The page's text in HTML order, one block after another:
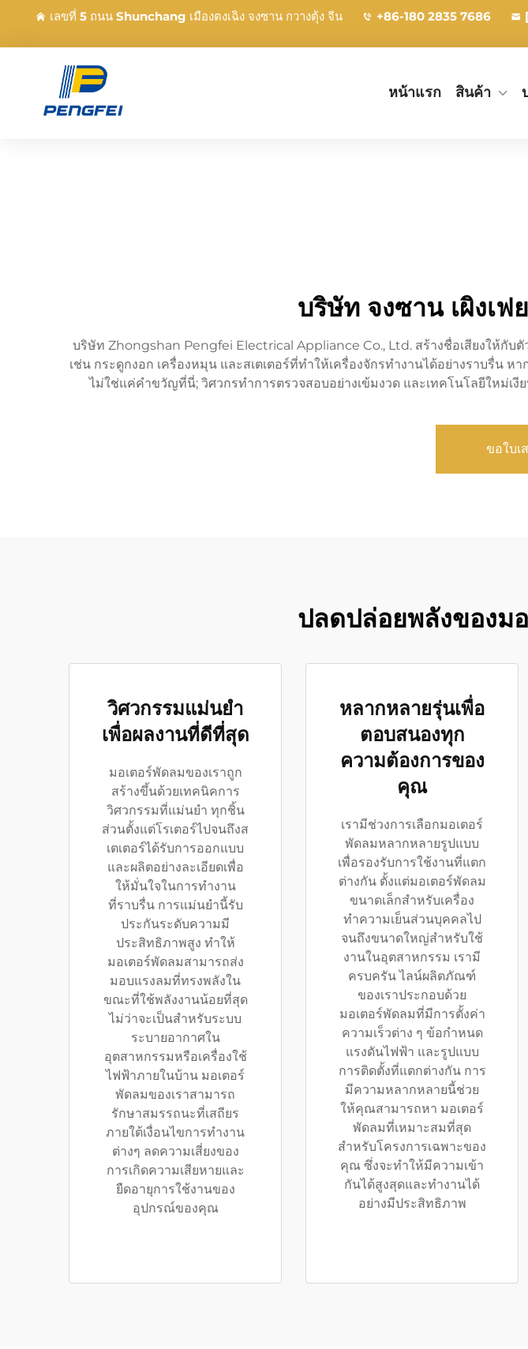
เลขที่ 5 ถนน Shunchang เมืองตงเฉิง จงซาน กวางตุ้ง จีน +86-180 2835 7686
หน้าแรก สินค้า
บริษัท จงซาน เผิงเฟ
บริษัท Zhongshan Pengfei Electrical Appliance Co., Ltd. สร้างชื่อเสียงให้กับ
เช่น กระดูกงอก เครื่องหมุน และสเตเตอร์ที่ทำให้เครื่องจักรทำงานได้อย่างราบรื่
ไม่ใช่แค่คำขวัญที่นี่; วิศวกรทำการตรวจสอบอย่างเข้มงวด และเทคโนโลยีใหม่เ
ขอใบเ
ปลดปล่อยพลังของม
วิศวกรรมแม่นยํา
เพื่อผลงานที่ดีที่สุด
มอเตอร์พัดลมของเราถูก
สร้างขึ้นด้วยเทคนิคการ
วิศวกรรมที่แม่นยำ ทุกชิ้น
ส่วนตั้งแต่โรเตอร์ไปจนถึงส
เตเตอร์ได้รับการออกแบบ
และผลิตอย่างละเอียดเพื่อ
ให้มั่นใจในการทำงาน
ที่ราบรื่น การแม่นยำนี้รับ
ประกันระดับความมี
ประสิทธิภาพสูง ทำให้
มอเตอร์พัดลมสามารถส่ง
มอบแรงลมที่ทรงพลังใน
ขณะที่ใช้พลังงานน้อยที่สุด
ไม่ว่าจะเป็นสำหรับระบบ
ระบายอากาศใน
อุตสาหกรรมหรือเครื่องใช้
ไฟฟ้าภายในบ้าน มอเตอร์
พัดลมของเราสามารถ
รักษาสมรรถนะที่เสถียร
ภายใต้เงื่อนไขการทำงาน
ต่างๆ ลดความเสี่ยงของ
การเกิดความเสียหายและ
ยืดอายุการใช้งานของ
อุปกรณ์ของคุณ
หลากหลายรุ่นเพื่อ
ตอบสนองทุก
ความต้องการของ
คุณ
เรามีช่วงการเลือกมอเตอร์
พัดลมหลากหลายรูปแบบ
เพื่อรองรับการใช้งานที่แตก
ต่างกัน ตั้งแต่มอเตอร์พัดลม
ขนาดเล็กสำหรับเครื่อง
ทำความเย็นส่วนบุคคลไป
จนถึงขนาดใหญ่สำหรับใช้
งานในอุตสาหกรรม เรามี
ครบครัน ไลน์ผลิตภัณฑ์
ของเราประกอบด้วย
มอเตอร์พัดลมที่มีการตั้งค่า
ความเร็วต่าง ๆ ข้อกำหนด
แรงดันไฟฟ้า และรูปแบบ
การติดตั้งที่แตกต่างกัน การ
มีความหลากหลายนี้ช่วย
ให้คุณสามารถหา มอเตอร์
พัดลมที่เหมาะสมที่สุด
สำหรับโครงการเฉพาะของ
คุณ ซึ่งจะทำให้มีความเข้า
กันได้สูงสุดและทำงานได้
อย่างมีประสิทธิภาพ